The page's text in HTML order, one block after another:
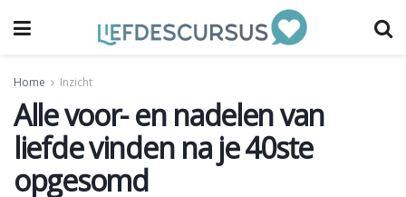
Home Inzicht
Alle voor- en nadelen van
liefde vinden na je 40ste
opgesomd